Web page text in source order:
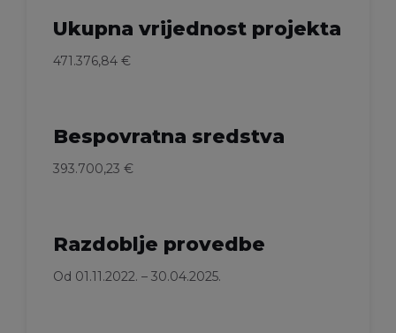
Ukupna vrijednost projekta
471.376,84 €
Bespovratna sredstva
393.700,23 €
Razdoblje provedbe
Od 01.11.2022. – 30.04.2025.